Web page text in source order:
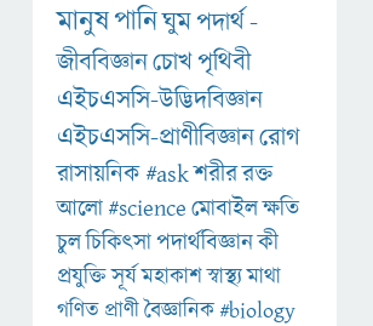
মানুষপানিঘুমপদার্থ-
জীববিজ্ঞানচোখপৃথিবী
এইচএসসি-উদ্ভিদবিজ্ঞান
এইচএসসি-প্রাণীবিজ্ঞানরোগ
রাসায়নিক#askশরীররক্ত
আলো#scienceমোবাইলক্ষতি
চুলচিকিৎসাপদার্থবিজ্ঞানকী
প্রযুক্তিসূর্যমহাকাশস্বাস্থ্যমাথা
গণিত প্রাণীবৈজ্ঞানিক#biology